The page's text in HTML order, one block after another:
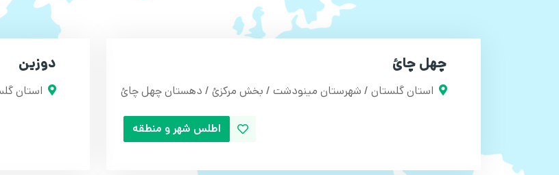
چهل چائ
استان گلستان / شهرستان مینودشت / بخش مرکزئ / دهستان چهل چائ
اطلس شهر و منطقه
دوزین
استان